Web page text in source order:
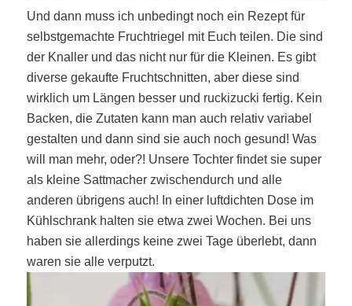
Und dann muss ich unbedingt noch ein Rezept für
selbstgemachte Fruchtriegel mit Euch teilen. Die sind
der Knaller und das nicht nur für die Kleinen. Es gibt
diverse gekaufte Fruchtschnitten, aber diese sind
wirklich um Längen besser und ruckizucki fertig. Kein
Backen, die Zutaten kann man auch relativ variabel
gestalten und dann sind sie auch noch gesund! Was
will man mehr, oder?! Unsere Tochter findet sie super
als kleine Sattmacher zwischendurch und alle
anderen übrigens auch! In einer luftdichten Dose im
Kühlschrank halten sie etwa zwei Wochen. Bei uns
haben sie allerdings keine zwei Tage überlebt, dann
waren sie alle verputzt.